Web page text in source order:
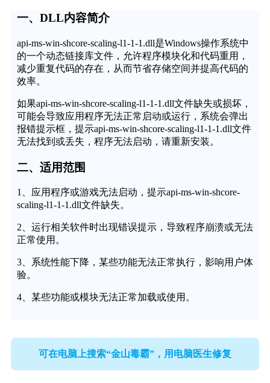
一、DLL内容简介
api-ms-win-shcore-scaling-l1-1-1.dll是Windows操作系统中
的一个动态链接库文件，允许程序模块化和代码重用，
减少重复代码的存在，从而节省存储空间并提高代码的
效率。
如果api-ms-win-shcore-scaling-l1-1-1.dll文件缺失或损坏，
可能会导致应用程序无法正常启动或运行，系统会弹出
报错提示框，提示api-ms-win-shcore-scaling-l1-1-1.dll文件
无法找到或丢失，程序无法启动，请重新安装。
二、适用范围
1、应用程序或游戏无法启动，提示api-ms-win-shcore-
scaling-l1-1-1.dll文件缺失。
2、运行相关软件时出现错误提示，导致程序崩溃或无法
正常使用。
3、系统性能下降，某些功能无法正常执行，影响用户体
验。
4、某些功能或模块无法正常加载或使用。
可在电脑上搜索“金山毒霸”，用电脑医生修复